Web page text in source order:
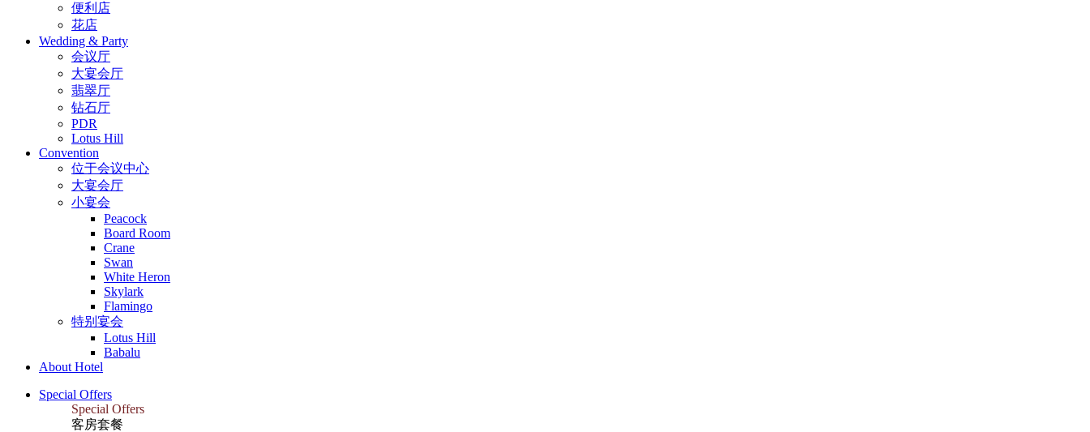
便利店
花店
Wedding & Party
会议厅
大宴会厅
翡翠厅
钻石厅
PDR
Lotus Hill
Convention
位于会议中心
大宴会厅
小宴会
Peacock
Board Room
Crane
Swan
White Heron
Skylark
Flamingo
特别宴会
Lotus Hill
Babalu
About Hotel
Special Offers
Special Offers
客房套餐